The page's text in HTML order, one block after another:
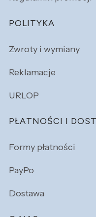
POLITYKA
Zwroty i wymiany
Reklamacje
URLOP
PŁATNOŚCI I
Formy płatności
PayPo
Dostawa